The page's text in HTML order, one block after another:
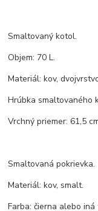
Smaltovaný kotol.
Objem: 70 L.
Materiál: kov,
Hrúbka smaltovaného
Vrchný priemer: 61,5
Smaltovaná pokrievka.
Materiál: kov, smalt.
Farba: čierna alebo